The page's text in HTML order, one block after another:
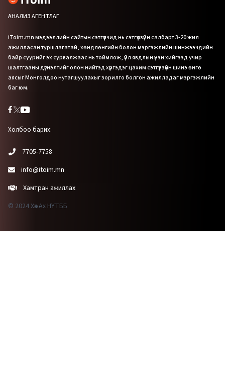
АНАЛИЗ АГЕНТЛАГ
iToim.mn мэдээллийн сайтын сэтгүүлчид нь сэтгүүлзүйн салбарт 3-20 жил
ажилласан туршлагатай, хөндлөнгийн болон мэргэжлийн шинжээчдийн
байр суурийг эх сурвалжаас нь тоймлож, үйл явдлын үнэн хийгээд учир
шалтгааны дүгнэлтийг олон нийтэд хүргэдэг цахим сэтгүүлзүйн шинэ өнгө
аясыг Монголдоо нутагшуулахыг зорилго болгон ажилладаг мэргэжлийн
баг юм.
Холбоо барих:
7705-7758
info@itoim.mn
Хамтран ажиллах
© 2024 Хөх Ах НҮТББ